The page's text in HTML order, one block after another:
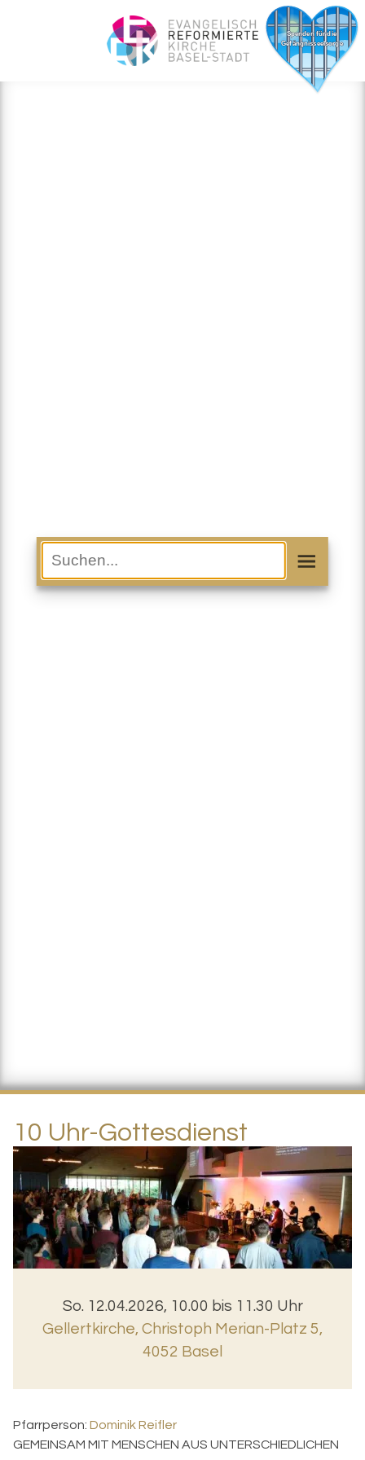
10 Uhr-Gottesdienst
So. 12.04.2026, 10.00 bis 11.30 Uhr
Gellertkirche, Christoph Merian-Platz 5,
4052 Basel
Pfarrperson: Dominik Reifler
GEMEINSAM MIT MENSCHEN AUS UNTERSCHIEDLICHEN